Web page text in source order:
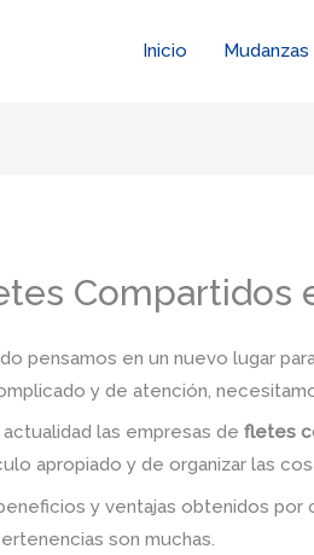
Inicio Mudanzas
Compartidos
pensamos en un nuevo lugar
y de atención,
actualidad las empresas defletes
apropiado y de organizar las
y ventajas obtenidos por
son muchas.